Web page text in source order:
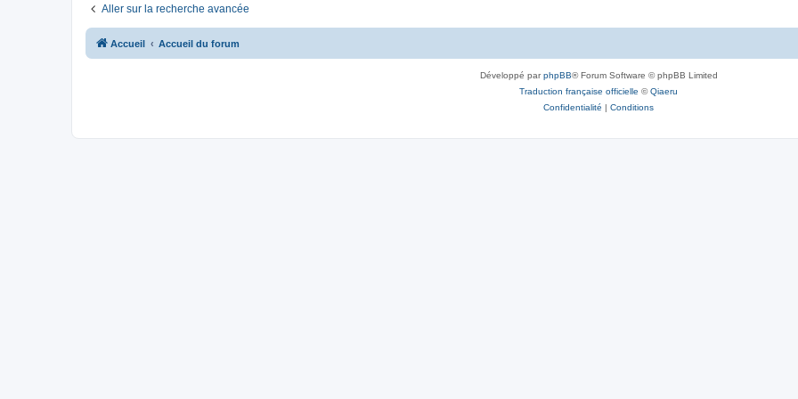
s
Aller sur la recherche avancée
Accueil Accueil du forum
Développé parphpBB® Forum Software © phpBB Limited
Traduction française officielle ©Qiaeru
Confidentialité | Conditions